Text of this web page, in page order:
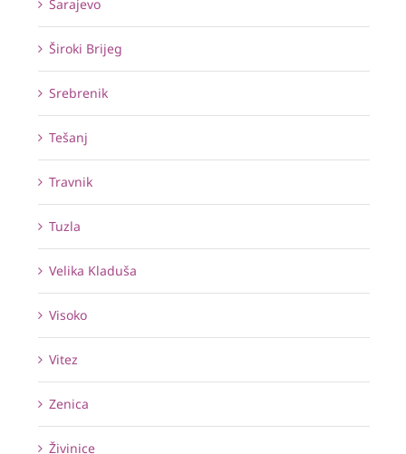
Sarajevo
Široki Brijeg
Srebrenik
Tešanj
Travnik
Tuzla
Velika Kladuša
Visoko
Vitez
Zenica
Živinice